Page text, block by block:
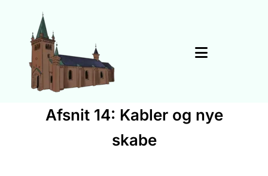
Afsnit 14: Kabler og nye
skabe